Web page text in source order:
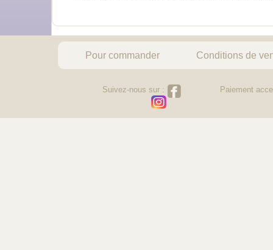
Pour commander Conditions de
Suivez-nous sur : Paiement